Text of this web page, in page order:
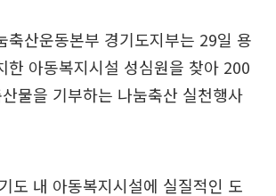
축산운동본부 경기도지부는 29일 용
한 아동복지시설 성심원을 찾아 200
물을 기부하는 나눔축산 실천행사
도 내 아동복지시설에 실질적인 도